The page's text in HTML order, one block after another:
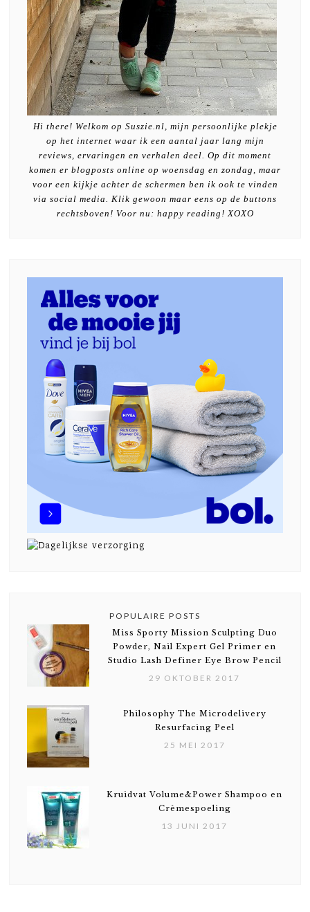
Hi there! Welkom op Suszie.nl, mijn persoonlijke plekje
op het internet waar ik een aantal jaar lang mijn
reviews, ervaringen en verhalen deel. Op dit moment
komen er blogposts online op woensdag en zondag, maar
voor een kijkje achter de schermen ben ik ook te vinden
via social media. Klik gewoon maar eens op de buttons
rechtsboven! Voor nu: happy reading! XOXO
POPULAIRE POSTS
Miss Sporty Mission Sculpting Duo
Powder, Nail Expert Gel Primer en
Studio Lash Definer Eye Brow Pencil
29 OKTOBER 2017
Philosophy The Microdelivery
Resurfacing Peel
25 MEI 2017
Kruidvat Volume&Power Shampoo en
Crèmespoeling
13 JUNI 2017